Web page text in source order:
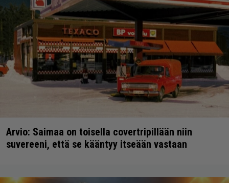
Arvio: Saimaa on toisella covertripillään niin
suvereeni, että se kääntyy itseään vastaan